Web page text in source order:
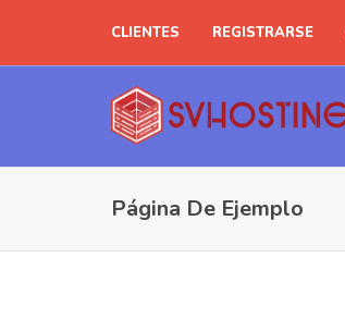
CLIENTES REGISTRARSE
Página De Ejemplo